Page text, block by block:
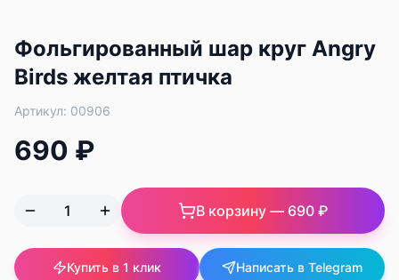
Фольгированный шар круг Angry
Birds желтая птичка
Артикул: 00906
690 ₽
В корзину — 690 ₽
Купить в 1 клик Написать в Telegram